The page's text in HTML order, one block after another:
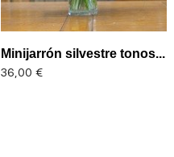
Minijarrón silvestre tonos...
Precio
36,00 €